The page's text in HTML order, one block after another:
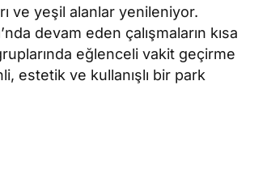
ve yeşil alanlar yenileniyor.
devam eden çalışmaların kısa
eğlenceli vakit geçirme
estetik ve kullanışlı bir park